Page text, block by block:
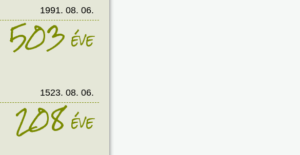
1991. 08. 06.
503éve
1523. 08. 06.
208éve